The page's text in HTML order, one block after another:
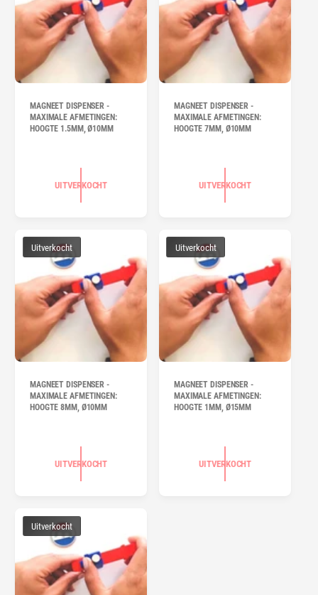
MAGNEET DISPENSER -
MAXIMALE AFMETINGEN:
HOOGTE 1.5MM, Ø10MM
UITVERKOCHT
MAGNEET DISPENSER -
MAXIMALE AFMETINGEN:
HOOGTE 7MM, Ø10MM
UITVERKOCHT
Uitverkocht
MAGNEET DISPENSER -
MAXIMALE AFMETINGEN:
HOOGTE 8MM, Ø10MM
UITVERKOCHT
Uitverkocht
MAGNEET DISPENSER -
MAXIMALE AFMETINGEN:
HOOGTE 1MM, Ø15MM
UITVERKOCHT
Uitverkocht